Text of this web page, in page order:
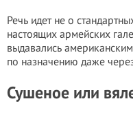
Речь идет не о
настоящих армейских
выдавались
по назначению даже
Сушеное или